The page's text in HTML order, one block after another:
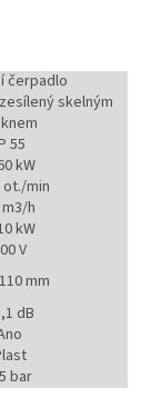
čerpadlo
skelným
55
kW
ot./min
h
kW
V
mm
dB
bar